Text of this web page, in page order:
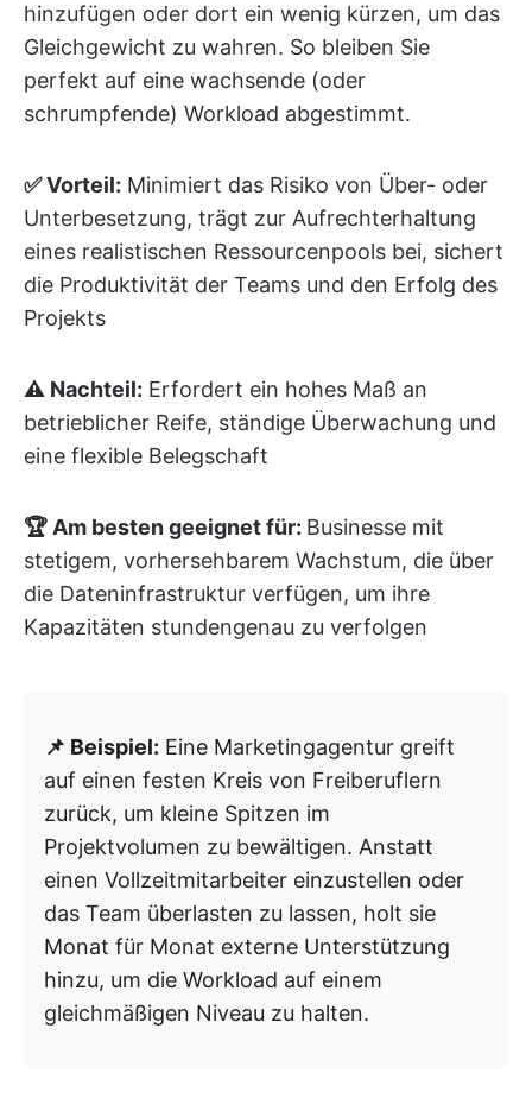
hinzufügen oder dort ein wenig kürzen, um das
Gleichgewicht zu wahren. So bleiben Sie
perfekt auf eine wachsende (oder
schrumpfende) Workload abgestimmt.
✅ Vorteil: Minimiert das Risiko von Über- oder
Unterbesetzung, trägt zur Aufrechterhaltung
eines realistischen Ressourcenpools bei, sichert
die Produktivität der Teams und den Erfolg des
Projekts
⚠️ Nachteil: Erfordert ein hohes Maß an
betrieblicher Reife, ständige Überwachung und
eine flexible Belegschaft
🏆 Am besten geeignet für: Businesse mit
stetigem, vorhersehbarem Wachstum, die über
die Dateninfrastruktur verfügen, um ihre
Kapazitäten stundengenau zu verfolgen
📌 Beispiel: Eine Marketingagentur greift
auf einen festen Kreis von Freiberuflern
zurück, um kleine Spitzen im
Projektvolumen zu bewältigen. Anstatt
einen Vollzeitmitarbeiter einzustellen oder
das Team überlasten zu lassen, holt sie
Monat für Monat externe Unterstützung
hinzu, um die Workload auf einem
gleichmäßigen Niveau zu halten.